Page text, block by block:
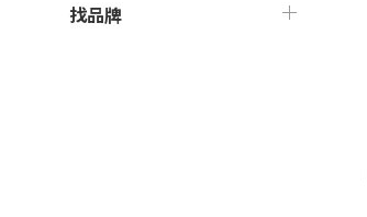
找品牌